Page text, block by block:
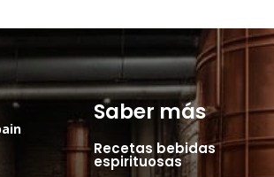
Saber más
Recetas bebidas
espirituosas